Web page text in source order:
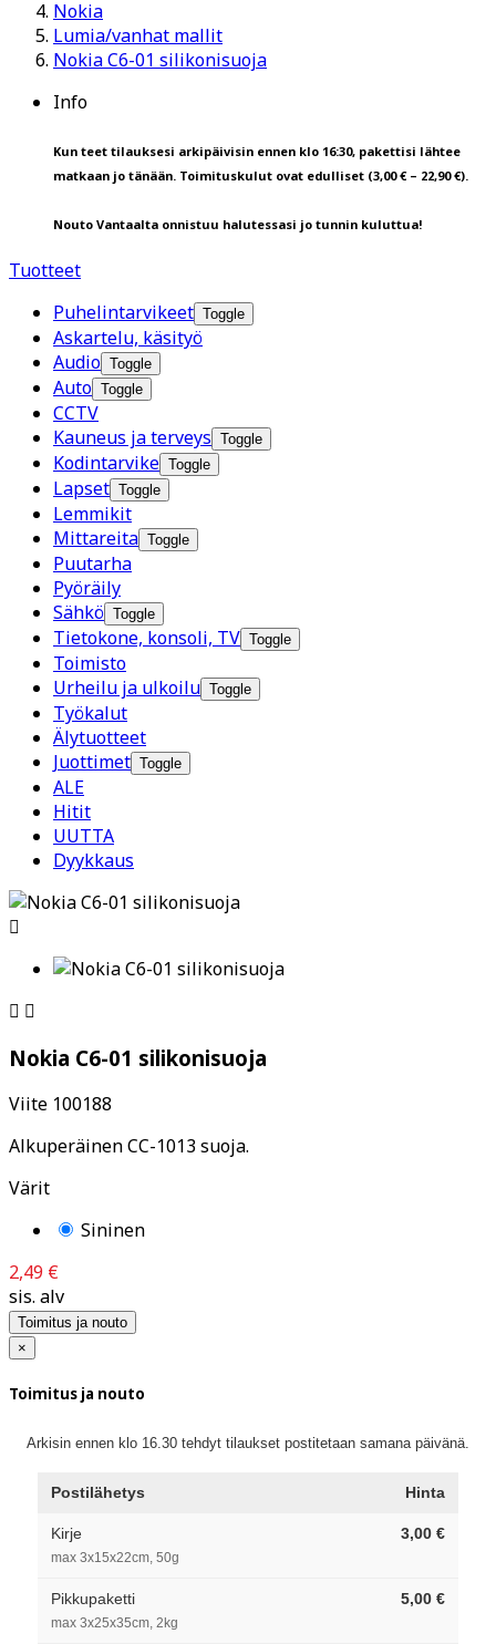
Nokia
Lumia/vanhat mallit
Nokia C6-01 silikonisuoja
Info
Kun teet tilauksesi arkipäivisin ennen klo 16:30, pakettisi lähtee
matkaan jo tänään. Toimituskulut ovat edulliset (3,00 € – 22,90 €).
Nouto Vantaalta onnistuu halutessasi jo tunnin kuluttua!
Tuotteet
Puhelintarvikeet Toggle
Askartelu, käsityö
Audio Toggle
Auto Toggle
CCTV
Kauneus ja terveys Toggle
Kodintarvike Toggle
Lapset Toggle
Lemmikit
Mittareita Toggle
Puutarha
Pyöräily
Sähkö Toggle
Tietokone, konsoli, TV Toggle
Toimisto
Urheilu ja ulkoilu Toggle
Työkalut
Älytuotteet
Juottimet Toggle
ALE
Hitit
UUTTA
Dyykkaus

 
Nokia C6-01 silikonisuoja
Viite 100188
Alkuperäinen CC-1013 suoja.
Värit
Sininen
2,49 €
sis. alv
Toimitus ja nouto
×
Toimitus ja nouto
Arkisin ennen klo 16.30 tehdyt tilaukset postitetaan samana päivänä.
Postilähetys Hinta
Kirje
max 3x15x22cm, 50g
3,00 €
Pikkupaketti
max 3x25x35cm, 2kg
5,00 €